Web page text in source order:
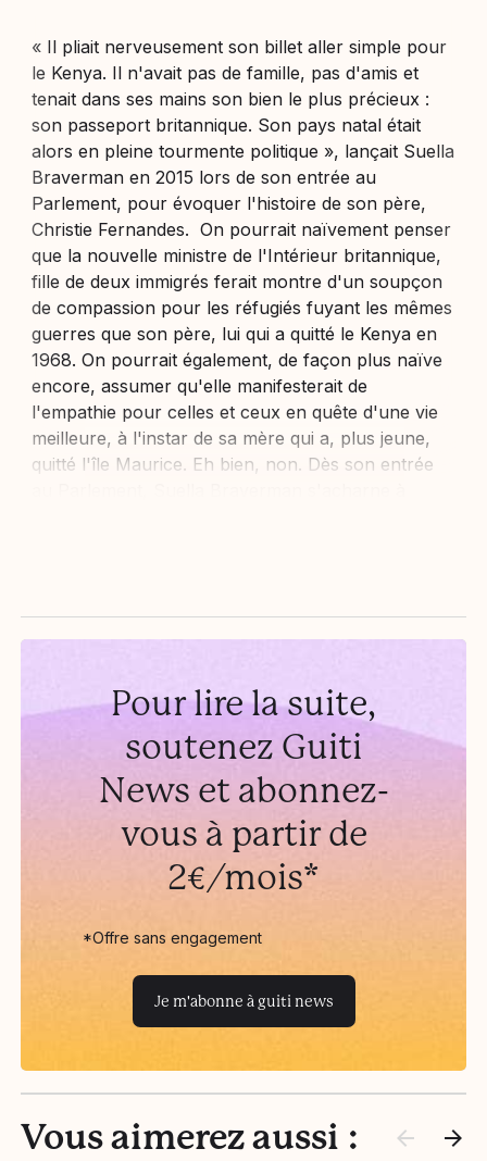
« Il pliait nerveusement son billet aller simple pour
le Kenya. Il n'avait pas de famille, pas d'amis et
tenait dans ses mains son bien le plus précieux :
son passeport britannique. Son pays natal était
alors en pleine tourmente politique », lançait Suella
Braverman en 2015 lors de son entrée au
Parlement, pour évoquer l'histoire de son père,
Christie Fernandes. On pourrait naïvement penser
que la nouvelle ministre de l'Intérieur britannique,
fille de deux immigrés ferait montre d'un soupçon
de compassion pour les réfugiés fuyant les mêmes
guerres que son père, lui qui a quitté le Kenya en
1968. On pourrait également, de façon plus naïve
encore, assumer qu'elle manifesterait de
l'empathie pour celles et ceux en quête d'une vie
meilleure, à l'instar de sa mère qui a, plus jeune,
quitté l'île Maurice. Eh bien, non. Dès son entrée
Pour lire la suite,
soutenez Guiti
News et abonnez-
vous à partir de
2€/mois*
*Offre sans engagement
Je m'abonne à guiti news
Vous aimerez aussi :